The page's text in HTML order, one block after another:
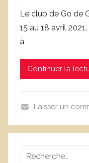
Le club de Go de
15 au 18 avril
à
Continuer la
o
Laisser un
Recherche